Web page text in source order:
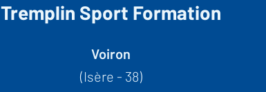
Tremplin Sport Formation
Voiron
(Isère - 38)